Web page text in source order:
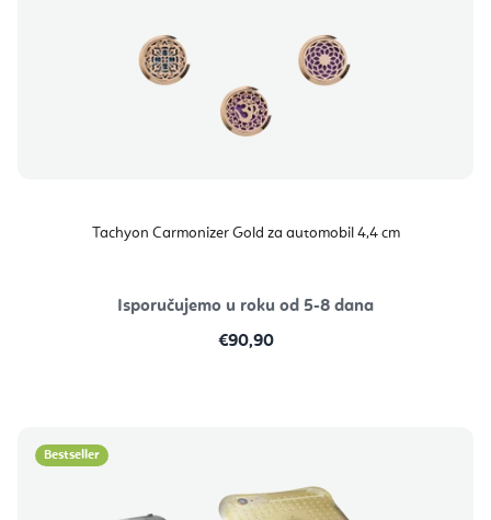
Tachyon Carmonizer Gold za automobil 4,4 cm
Isporučujemo u roku od 5-8 dana
€90,90
Bestseller